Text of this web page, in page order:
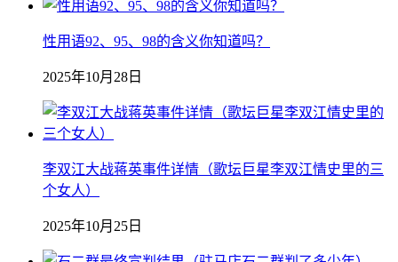
性用语92、95、98的含义你知道吗？
2025年10月28日
李双江大战蒋英事件详情（歌坛巨星李双江情史里的三
个女人）
2025年10月25日